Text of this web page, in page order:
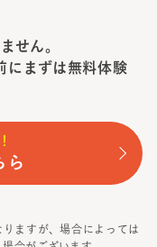
せん。
に まずは無料体験
ら
ますが、場合によっては